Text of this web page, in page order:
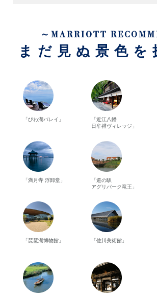
～MARRIOTT
まだ見ぬ景色を
「びわ湖バレイ」
「近江八幡
日牟禮ヴィレッジ」
「満月寺 浮卸堂」
「道の駅
アグリパーク竜王」
「琵琶湖博物館」 「佐川美術館」